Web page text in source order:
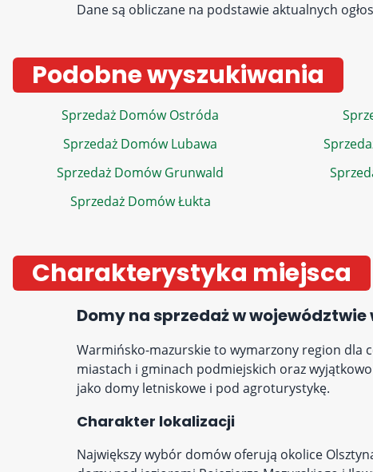
Dane są obliczane na podstawie aktualnych
Podobne wyszukiwania
Sprzedaż Domów Ostróda
Sprzedaż Domów Lubawa
Sprzedaż Domów Grunwald
Sprzedaż Domów Łukta
Charakterystyka miejsca
Domy na sprzedaż w
Warmińsko-mazurskie to wymarzony region dla
miastach i gminach podmiejskich oraz
jako domy letniskowe i pod agroturystykę.
Charakter lokalizacji
Największy wybór domów oferują okolice